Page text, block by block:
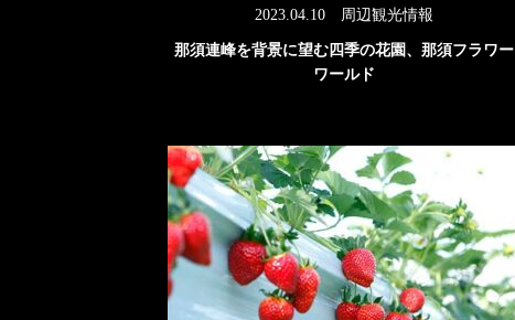
2023.04.10 周辺観光情報
那須連峰を背景に望む四季の花園、那須フラワー
ワールド